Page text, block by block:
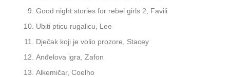
Good night stories for rebel girls 2, Favili
Ubiti pticu rugalicu, Lee
Dječak koji je volio prozore, Stacey
Anđelova igra, Zafon
Alkemičar, Coelho